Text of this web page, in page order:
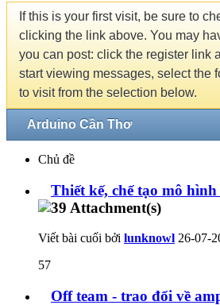
If this is your first visit, be sure to
clicking the link above. You may
you can post: click the register link
start viewing messages, select the
to visit from the selection below.
Arduino Cần Thơ
Chủ đề
Thiết kế, chế tạo mô
Viết bài cuối bởi lunknowl 26-07-
57
Off team - trao đổi về